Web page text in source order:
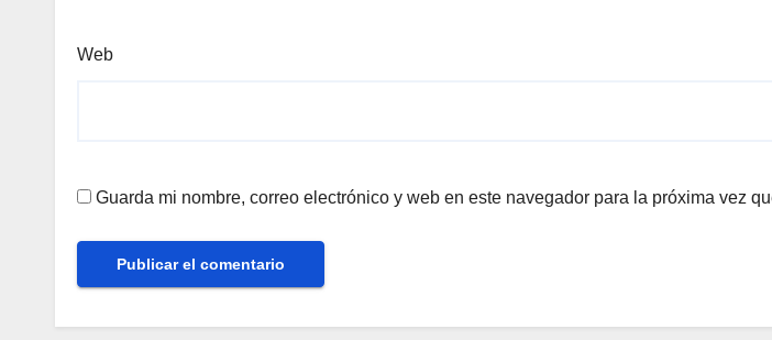
Web
Guarda mi nombre, correo electrónico y web en este navegador para la próxima vez